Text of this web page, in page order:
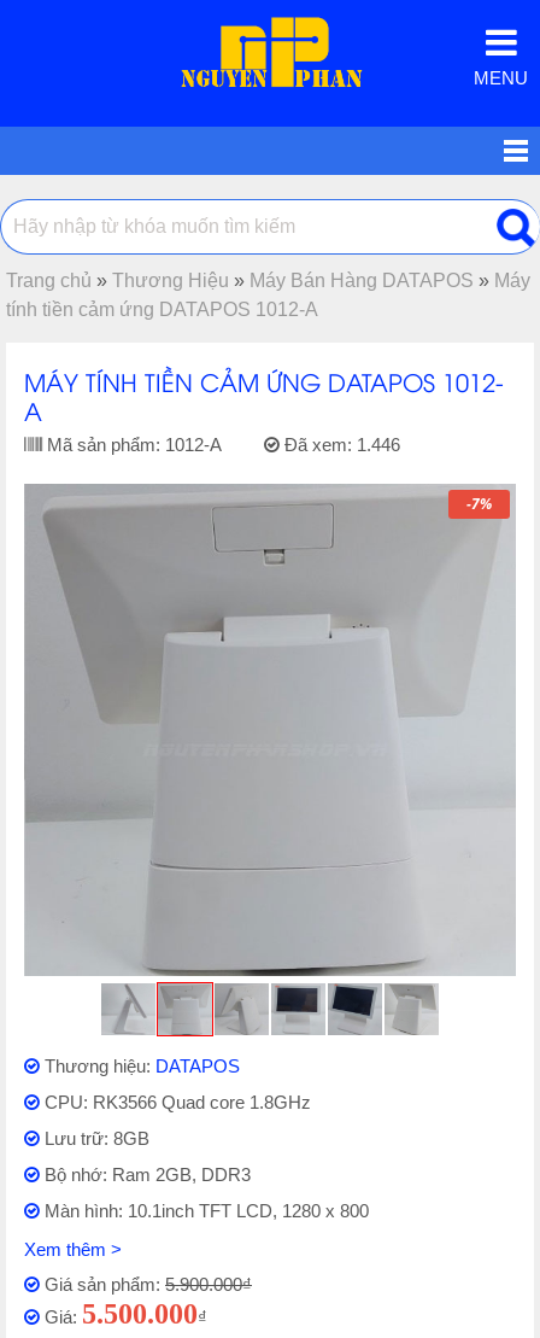
MENU
Trang chủ » Thương Hiệu » Máy Bán Hàng DATAPOS » Máy
tính tiền cảm ứng DATAPOS 1012-A
MÁY TÍNH TIỀN CẢM ỨNG DATAPOS 1012-
A
Mã sản phẩm: 1012-A Đã xem: 1.446
-7%
Thương hiệu: DATAPOS
CPU: RK3566 Quad core 1.8GHz
Lưu trữ: 8GB
Bộ nhớ: Ram 2GB, DDR3
Màn hình: 10.1inch TFT LCD, 1280 x 800
Xem thêm >
Giá sản phẩm: 5.900.000₫
Giá: 5.500.000₫